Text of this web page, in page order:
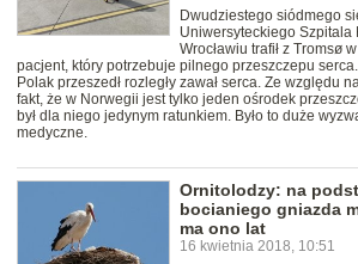
Dwudziestego siódmego
Uniwersyteckiego Szpitala
Wrocławiu trafił z Tromsø
pacjent, który potrzebuje pilnego przeszczepu
Polak przeszedł rozległy zawał serca. Ze względu
fakt, że w Norwegii jest tylko jeden ośrodek
był dla niego jedynym ratunkiem. Było to duże
medyczne.
Ornitolodzy: na
bocianiego gniazda
ma ono lat
16 kwietnia 2018, 10:51